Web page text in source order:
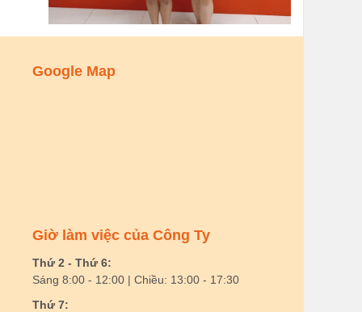
Google Map
Giờ làm việc của Công Ty
Thứ 2 - Thứ 6:
Sáng 8:00 - 12:00 | Chiều: 13:00 - 17:30
Thứ 7: